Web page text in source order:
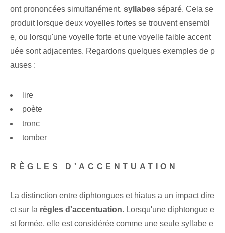
ont prononcées simultanément. syllabes séparé. Cela se
produit lorsque deux voyelles fortes se trouvent ensembl
e, ou lorsqu'une voyelle forte et une voyelle faible accent
uée sont adjacentes. Regardons quelques exemples de p
auses :
lire
poète
tronc
tomber
RÈGLES D'ACCENTUATION
La distinction entre diphtongues et hiatus a un impact dire
ct sur la règles d'accentuation. Lorsqu'une diphtongue e
st formée, elle est considérée comme une seule syllabe e